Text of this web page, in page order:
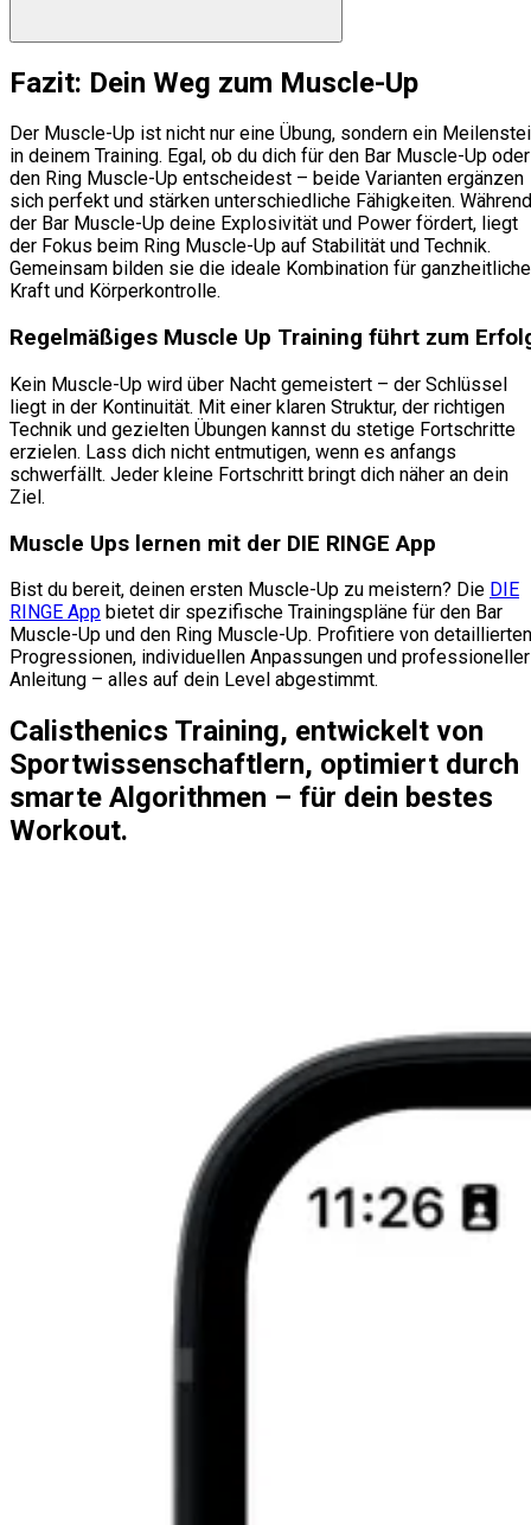
Fazit: Dein Weg zum Muscle-Up
Der Muscle-Up ist nicht nur eine Übung, sondern ein
in deinem Training. Egal, ob du dich für den Bar Muscle-Up oder
den Ring Muscle-Up entscheidest – beide Varianten ergänzen
sich perfekt und stärken unterschiedliche Fähigkeiten. Während
der Bar Muscle-Up deine Explosivität und Power fördert, liegt
der Fokus beim Ring Muscle-Up auf Stabilität und Technik.
Gemeinsam bilden sie die ideale Kombination für ganzheitliche
Kraft und Körperkontrolle.
Regelmäßiges Muscle Up Training führt zum
Kein Muscle-Up wird über Nacht gemeistert – der Schlüssel
liegt in der Kontinuität. Mit einer klaren Struktur, der richtigen
Technik und gezielten Übungen kannst du stetige Fortschritte
erzielen. Lass dich nicht entmutigen, wenn es anfangs
schwerfällt. Jeder kleine Fortschritt bringt dich näher an dein
Ziel.
Muscle Ups lernen mit der DIE RINGE App
Bist du bereit, deinen ersten Muscle-Up zu meistern? Die DIE
RINGE App bietet dir spezifische Trainingspläne für den Bar
Muscle-Up und den Ring Muscle-Up. Profitiere von detaillierten
Progressionen, individuellen Anpassungen und professioneller
Anleitung – alles auf dein Level abgestimmt.
Calisthenics Training, entwickelt von
Sportwissenschaftlern, optimiert durch
smarte Algorithmen – für dein bestes
Workout.